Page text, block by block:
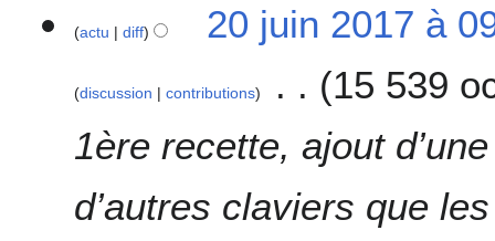
oactu diff 20 juin 2017 à
discussion contributions
15 539
1ère recette, ajout
d’autres claviers que